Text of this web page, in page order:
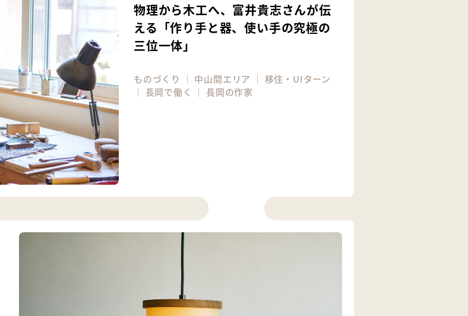
物理から木工へ、富井貴志さんが伝
える「作り手と器、使い手の究極の
三位一体」
ものづくり ｜ 中山間エリア ｜ 移住・UIターン
｜ 長岡で働く ｜ 長岡の作家